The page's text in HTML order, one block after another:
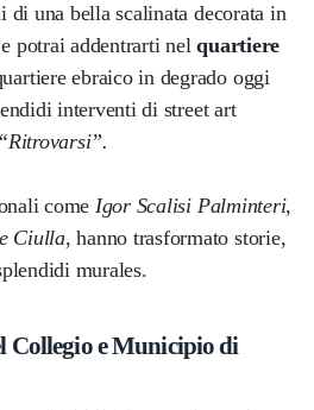
di una bella scalinata decorata in
potrai addentrarti nelquartiere
ebraico in degrado oggi
interventi di street art
“Ritrovarsi”.
come Igor Scalisi Palminteri,
Ciulla, hanno trasformato storie,
murales.
Collegio e Municipio di